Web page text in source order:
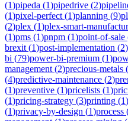
(1)pipeda (1)pipedrive (2)
(1)pixel-perfect (1)planning (9)
(2)plex (1)plex-smart-
(1)pms (1)pnpm (1)point-of-sale
brexit (1)post-implementation (2)
bi (79)power-bi-premium (1)
management (2)precious-metals (
(4)predictive-maintenance (2)
(1)preventive (1)pricelists (1)
(1)pricing-strategy (3)printing (1)
(1)privacy-by-design (1)process